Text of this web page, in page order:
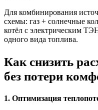
Для комбинирования
схемы: газ + солнечные
котёл с электрическим
одного вида топлива.
Как снизить
без потери
1. Оптимизация